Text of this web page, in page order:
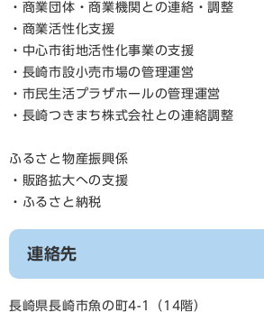
・商業団体・商業機関との連絡・調整
・商業活性化支援
・中心市街地活性化事業の支援
・長崎市設小売市場の管理運営
・市民生活プラザホールの管理運営
・長崎つきまち株式会社との連絡調整
ふるさと物産振興係
・販路拡大への支援
・ふるさと納税
連絡先
長崎県長崎市魚の町4-1（14階）